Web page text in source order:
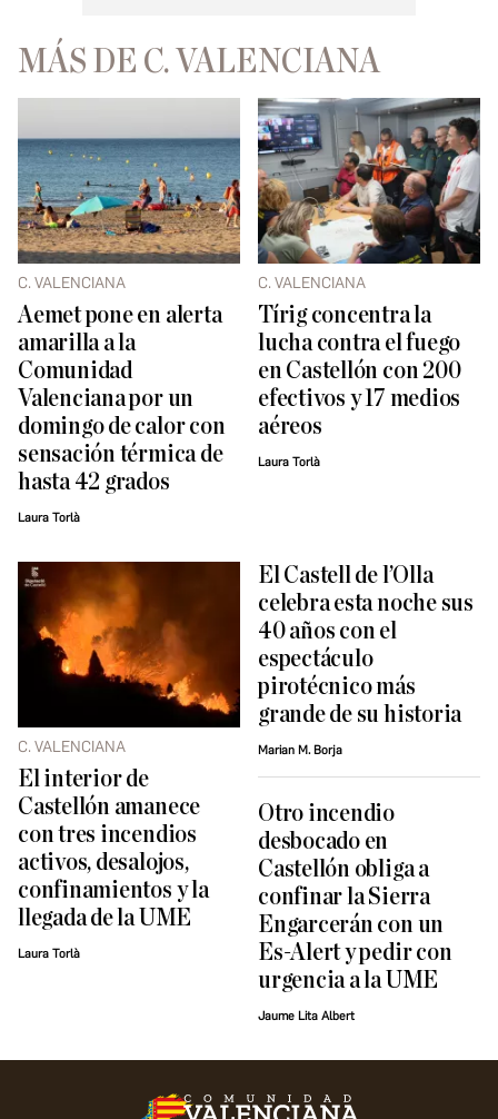
MÁS DE C. VALENCIANA
C. VALENCIANA
Aemet pone en alerta
amarilla a la
Comunidad
Valenciana por un
domingo de calor con
sensación térmica de
hasta 42 grados
Laura Torlà
C. VALENCIANA
Tírig concentra la
lucha contra el fuego
en Castellón con 200
efectivos y 17 medios
aéreos
Laura Torlà
C. VALENCIANA
El interior de
Castellón amanece
con tres incendios
activos, desalojos,
confinamientos y la
llegada de la UME
Laura Torlà
El Castell de l’Olla
celebra esta noche sus
40 años con el
espectáculo
pirotécnico más
grande de su historia
Marian M. Borja
Otro incendio
desbocado en
Castellón obliga a
confinar la Sierra
Engarcerán con un
Es-Alert y pedir con
urgencia a la UME
Jaume Lita Albert